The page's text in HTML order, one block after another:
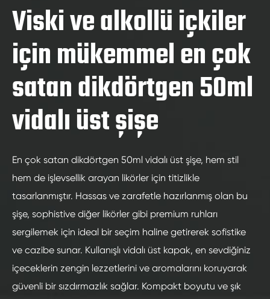
Viski ve alkollü içkiler
için mükemmel en çok
satan dikdörtgen 50ml
vidalı üst şişe
En çok satan dikdörtgen 50ml vidalı üst şişe, hem stil
hem de işlevsellik arayan likörler için titizlikle
tasarlanmıştır. Hassas ve zarafetle hazırlanmış olan bu
şişe, sophistive diğer likörler gibi premium ruhları
sergilemek için ideal bir seçim haline getirerek sofistike
ve cazibe sunar. Kullanışlı vidalı üst kapak, en sevdiğiniz
içeceklerin zengin lezzetlerini ve aromalarını koruyarak
güvenli bir sızdırmazlık sağlar. Kompakt boyutu ve şık